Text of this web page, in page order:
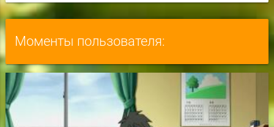
Моменты пользователя: